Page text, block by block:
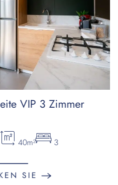
VIP 3 Zimmer
40m² 3
SIE